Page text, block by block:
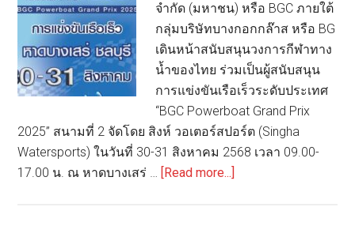
จำกัด (มหาชน) หรือ BGC ภายใต้
กลุ่มบริษัทบางกอกกล๊าส หรือ BG
เดินหน้าสนับสนุนวงการกีฬาทาง
น้ำของไทย ร่วมเป็นผู้สนับสนุน
การแข่งขันเรือเร็วระดับประเทศ
“BGC Powerboat Grand Prix
2025” สนามที่ 2 จัดโดย สิงห์ วอเตอร์สปอร์ต (Singha
Watersports) ในวันที่ 30-31 สิงหาคม 2568 เวลา 09.00-
17.00 น. ณ หาดบางเสร่ …
[Read more...]